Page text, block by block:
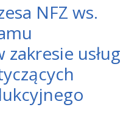
NFZ ws.
usług